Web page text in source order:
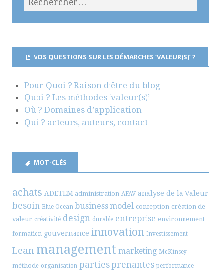
VOS QUESTIONS SUR LES DÉMARCHES ‘VALEUR(S)’ ?
Pour Quoi ? Raison d’être du blog
Quoi ? Les méthodes ‘valeur(s)’
Où ? Domaines d’application
Qui ? acteurs, auteurs, contact
MOT-CLÉS
achats ADETEM administration AFAV analyse de la Valeur
besoin Blue Ocean business model conception création de
valeur créativité design durable entreprise environnement
formation gouvernance innovation Investissement
Lean management marketing McKinsey
méthode organisation parties prenantes performance